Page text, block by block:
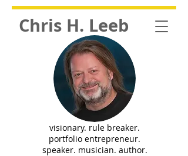
Chris H. Leeb
visionary. rule breaker.
portfolio entrepreneur.
speaker. musician. author.